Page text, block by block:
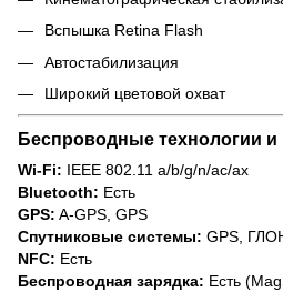
Вспышка Retina Flash
Автостабилизация
Широкий цветовой охват
Беспроводные технологии
Wi‑Fi: IEEE 802.11 a/b/g/n/ac/ax
Bluetooth: Есть
GPS: A‑GPS, GPS
Спутниковые системы: GPS,
NFC: Есть
Беспроводная зарядка: Есть